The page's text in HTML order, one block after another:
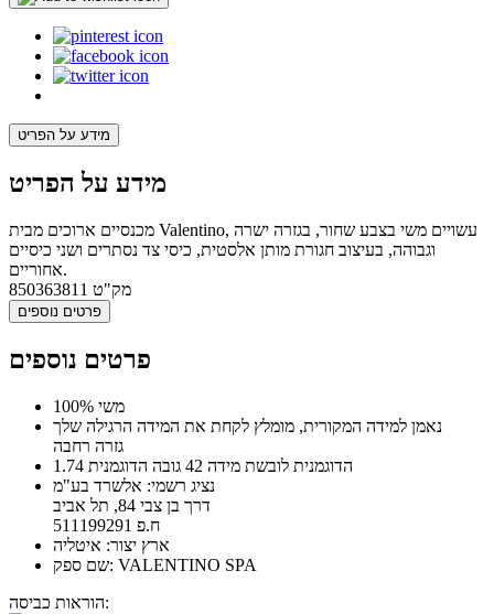
מידע על הפריט
מידע על הפריט
מכנסיים ארוכים מבית Valentino, עשויים משי בצבע שחור, בגזרה ישרה
וגבוהה, בעיצוב חגורת מותן אלסטית, כיסי צד נסתרים ושני כיסיים
אחוריים.
מק"ט 850363811
פרטים נוספים
פרטים נוספים
100% משי
נאמן למידה המקורית, מומלץ לקחת את המידה הרגילה שלך
גזרה רחבה
הדוגמנית לובשת מידה 42 גובה הדוגמנית 1.74
נציג רשמי: אלשרד בע"מ
דרך בן צבי 84, תל אביב
ח.פ 511199291
ארץ יצור: איטליה
שם ספק: VALENTINO SPA
הוראות כביסה: